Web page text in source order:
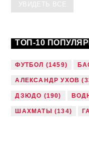
УВИДЕТЬ ВСЕ
ТОП-10
ФУТБОЛ (1459)
АЛЕКСАНДР УХОВ
ДЗЮДО (190)
ШАХМАТЫ (134)